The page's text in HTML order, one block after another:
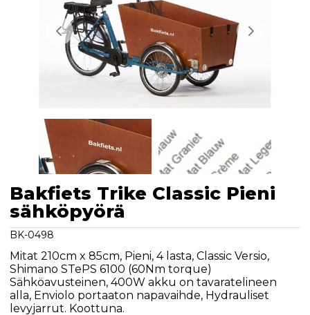
Bakfiets Trike Classic Pieni
sähköpyörä
BK-0498
Mitat 210cm x 85cm, Pieni, 4 lasta, Classic Versio,
Shimano STePS 6100 (60Nm torque)
Sähköavusteinen, 400W akku on tavaratelineen
alla, Enviolo portaaton napavaihde, Hydrauliset
levyjarrut. Koottuna.